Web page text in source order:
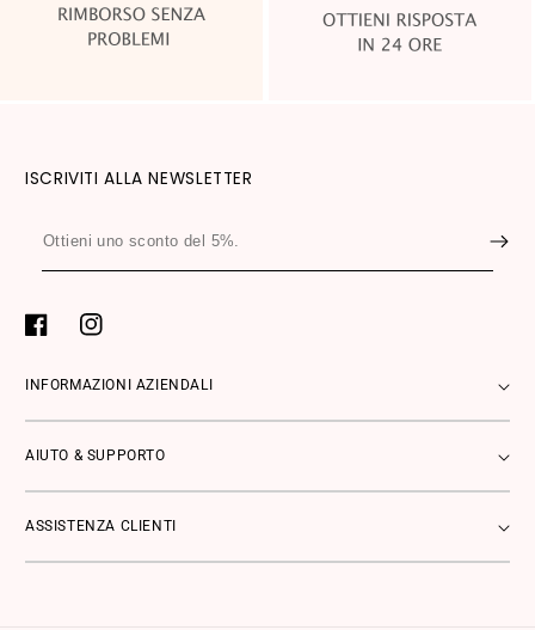
ISCRIVITI ALLA NEWSLETTER
Ottieni
uno
del
FacebookInstagram
INFORMAZIONI AZIENDALI
AIUTO & SUPPORTO
ASSISTENZA CLIENTI